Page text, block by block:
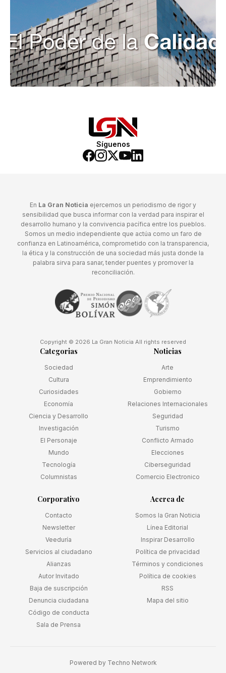
Síguenos
En La Gran Noticia ejercemos un periodismo de rigor y
sensibilidad que busca informar con la verdad para inspirar el
desarrollo humano y la convivencia pacífica entre los pueblos.
Somos un medio independiente que actúa como un faro de
confianza en Latinoamérica, comprometido con la transparencia,
la ética y la construcción de una sociedad más justa donde la
palabra sirva para sanar, tender puentes y promover la
reconciliación.
Copyright © 2026 La Gran Noticia All rights reserved
Categorias
Sociedad
Cultura
Curiosidades
Economía
Ciencia y Desarrollo
Investigación
El Personaje
Mundo
Tecnología
Columnistas
Noticias
Arte
Emprendimiento
Gobierno
Relaciones Internacionales
Seguridad
Turismo
Conflicto Armado
Elecciones
Ciberseguridad
Comercio Electronico
Corporativo
Contacto
Newsletter
Veeduría
Servicios al ciudadano
Alianzas
Autor Invitado
Baja de suscripción
Denuncia ciudadana
Código de conducta
Sala de Prensa
Acerca de
Somos la Gran Noticia
Línea Editorial
Inspirar Desarrollo
Política de privacidad
Términos y condiciones
Política de cookies
RSS
Mapa del sitio
Powered by Techno Network